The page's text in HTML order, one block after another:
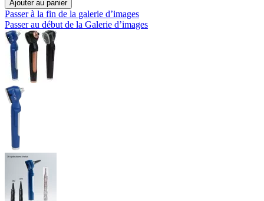
Ajouter au panier
Passer à la fin de la galerie d’images
Passer au début de la Galerie d’images